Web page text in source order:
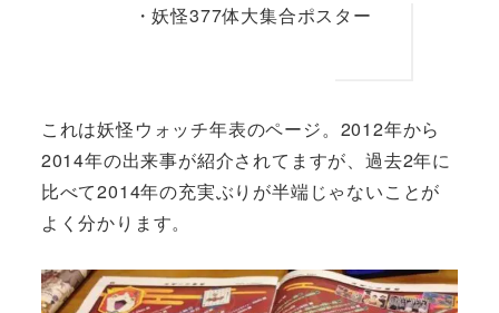
・妖怪377体大集合ポスター
これは妖怪ウォッチ年表のページ。2012年から
2014年の出来事が紹介されてますが、過去2年に
比べて2014年の充実ぶりが半端じゃないことが
よく分かります。